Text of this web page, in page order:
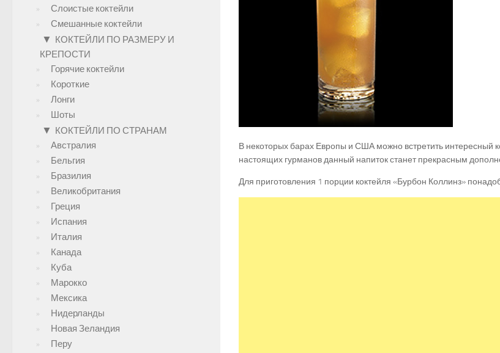
В некоторых барах Европы и США можно встретить интересный
настоящих гурманов данный напиток станет прекрасным
Для приготовления 1 порции коктейля «Бурбон Коллинз»
Слоистые коктейли
Смешанные коктейли
▼ КОКТЕЙЛИ ПО РАЗМЕРУ И
КРЕПОСТИ
Горячие коктейли
Короткие
Лонги
Шоты
▼ КОКТЕЙЛИ ПО СТРАНАМ
Австралия
Бельгия
Бразилия
Великобритания
Греция
Испания
Италия
Канада
Куба
Марокко
Мексика
Нидерланды
Новая Зеландия
Перу